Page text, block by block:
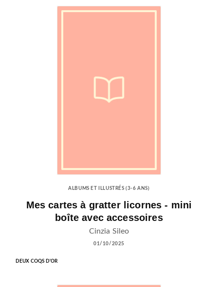
ALBUMS ET ILLUSTRÉS (3-6 ANS)
Mes cartes à gratter licornes - mini
boîte avec accessoires
Cinzia Sileo
01/10/2025
DEUX COQS D'OR